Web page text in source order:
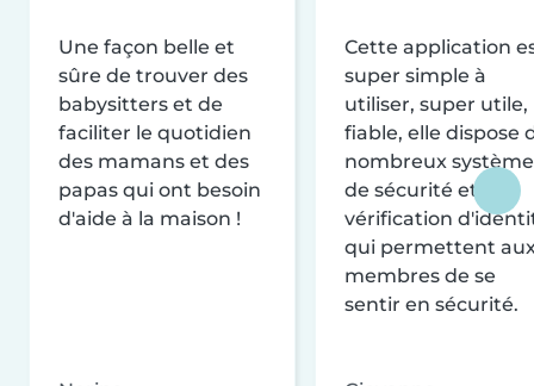
Une façon belle et
sûre de trouver des
babysitters et de
faciliter le quotidien
des mamans et des
papas qui ont besoin
d'aide à la maison !
Cette application
super simple à
utiliser, super utile,
fiable, elle dispose
nombreux
de sécurité et de
vérification
qui permettent
membres de se
sentir en sécurité.